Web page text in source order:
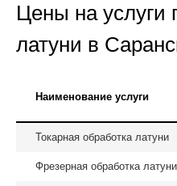
Цены на услуги
латуни в
Наименование услуги
Токарная обработка латуни
Фрезерная обработка латуни